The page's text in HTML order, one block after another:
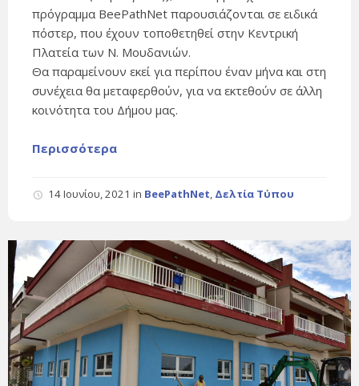
πρόγραμμα BeePathNet παρουσιάζονται σε ειδικά
πόστερ, που έχουν τοποθετηθεί στην Κεντρική
Πλατεία των Ν. Μουδανιών.
Θα παραμείνουν εκεί για περίπου έναν μήνα και στη
συνέχεια θα μεταφερθούν, για να εκτεθούν σε άλλη
κοινότητα του Δήμου μας.
Περισσότερα
14 Ιουνίου, 2021 in BeePathNet, Δελτία Τύπου